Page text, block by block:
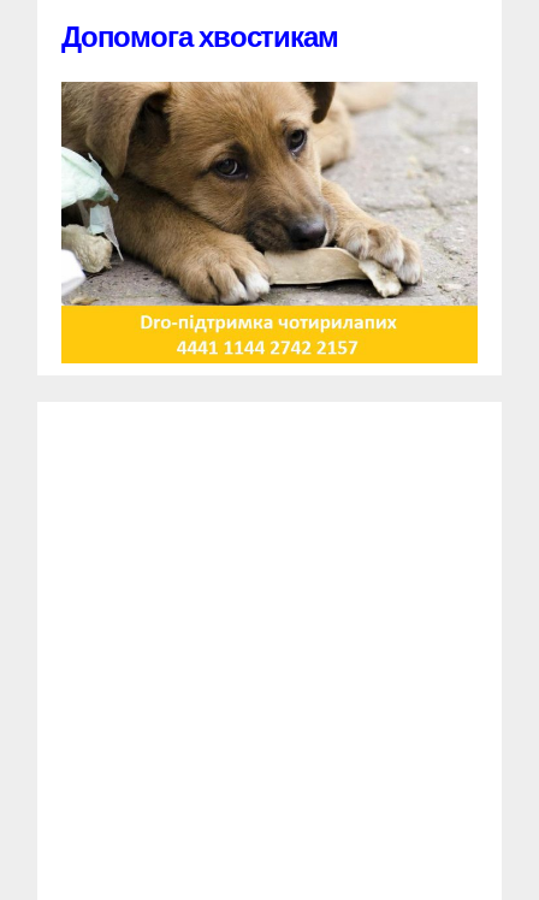
Допомога хвостикам